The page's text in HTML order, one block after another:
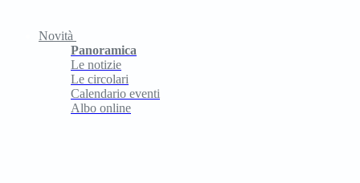
Novità
Panoramica
Le notizie
Le circolari
Calendario eventi
Albo online